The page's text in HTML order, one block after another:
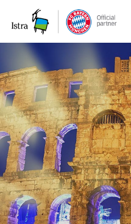
note:
website
includes
an
accessibility
system.